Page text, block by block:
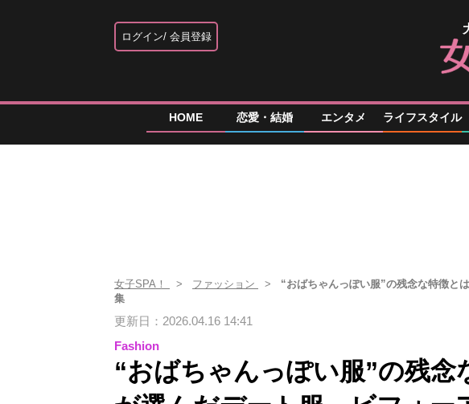
ログイン 会員登録
HOME 恋愛・結婚 エンタメ ライフスタイル
女子SPA！ ファッション
“おばちゃんっぽい服”の残念な特徴と
集
更新日：2026.04.16 14:41
Fashion
“おばちゃんっぽい服”の残念